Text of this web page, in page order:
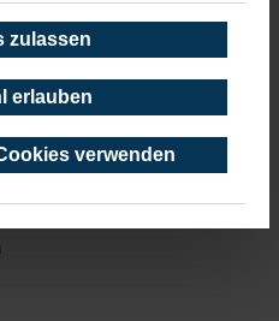
zulassen
erlauben
verwenden